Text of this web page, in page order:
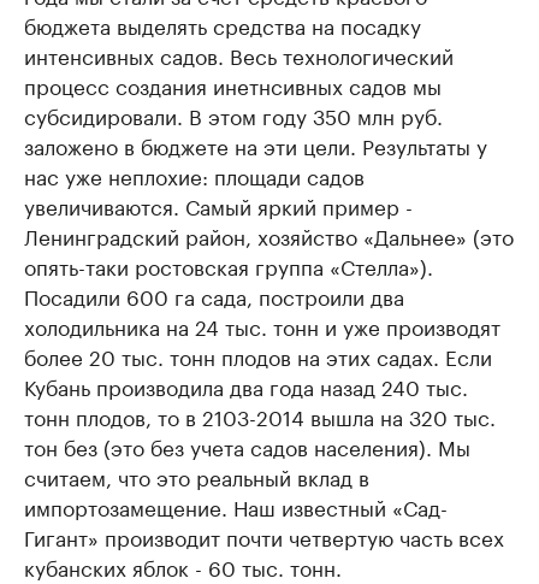
бюджета выделять средства на посадку
интенсивных садов. Весь технологический
процесс создания инетнсивных садов мы
субсидировали. В этом году 350 млн руб.
заложено в бюджете на эти цели. Результаты у
нас уже неплохие: площади садов
увеличиваются. Самый яркий пример -
Ленинградский район, хозяйство «Дальнее» (это
опять-таки ростовская группа «Стелла»).
Посадили 600 га сада, построили два
холодильника на 24 тыс. тонн и уже производят
более 20 тыс. тонн плодов на этих садах. Если
Кубань производила два года назад 240 тыс.
тонн плодов, то в 2103-2014 вышла на 320 тыс.
тон без (это без учета садов населения). Мы
считаем, что это реальный вклад в
импортозамещение. Наш известный «Сад-
Гигант» производит почти четвертую часть всех
кубанских яблок - 60 тыс. тонн.